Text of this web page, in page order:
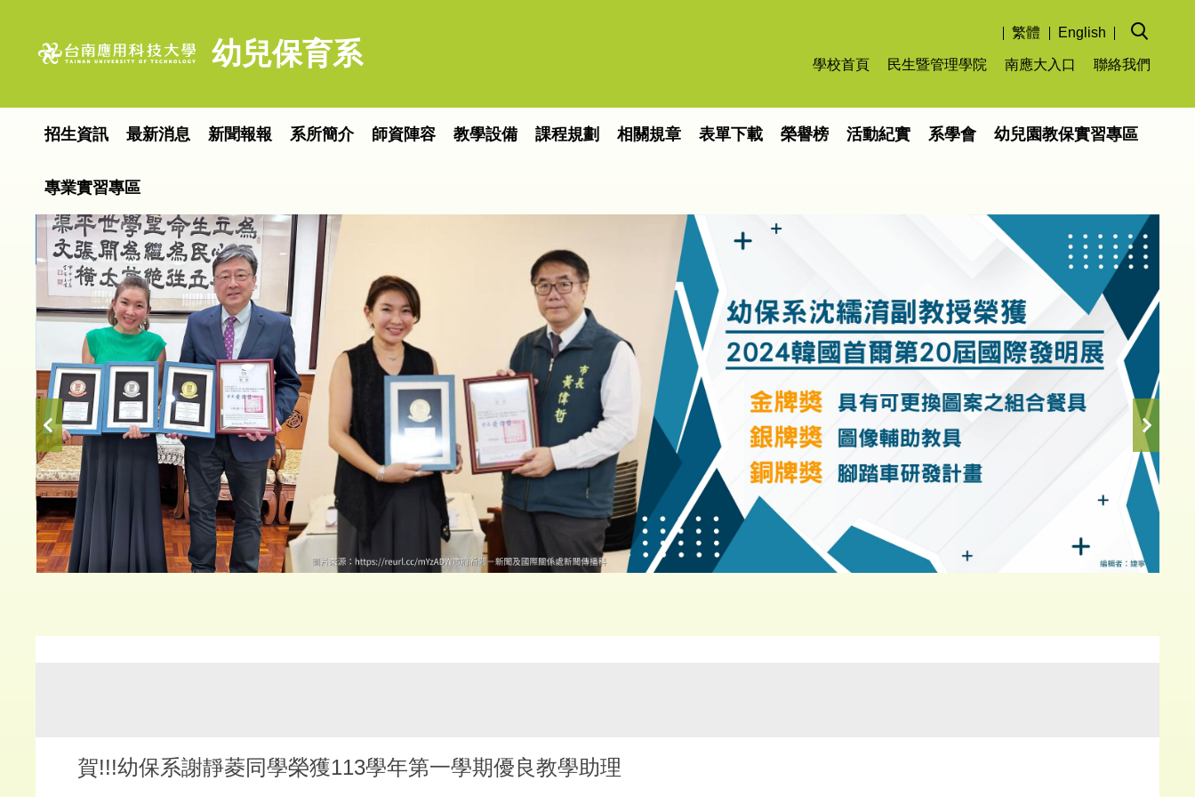
幼兒保育系
繁體 English
招生資訊 最新消息 新聞報報 系所簡介 師資陣容 教學設備 課程規劃 相關規章 表單下載 榮譽榜 活動紀實 系學會 幼兒園教保實習專區
專業實習專區
學校首頁 民生暨管理學院 南應大入口 聯絡我們
賀!!!幼保系謝靜菱同學榮獲113學年第一學期優良教學助理